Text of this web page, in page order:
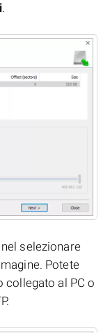
.
selezionare
Potete
collegato al PC o